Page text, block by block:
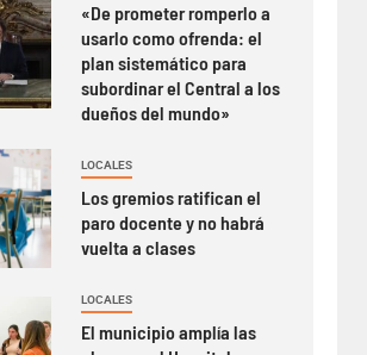
«De prometer romperlo a
usarlo como ofrenda: el
plan sistemático para
subordinar el Central a los
dueños del mundo»
LOCALES
Los gremios ratifican el
paro docente y no habrá
vuelta a clases
LOCALES
El municipio amplía las